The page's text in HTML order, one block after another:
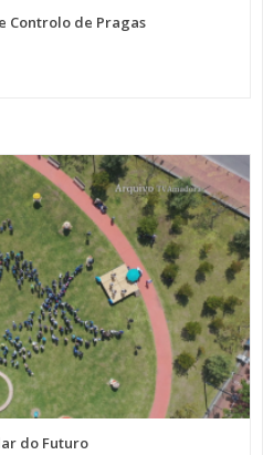
Controlo de Pragas
do Futuro